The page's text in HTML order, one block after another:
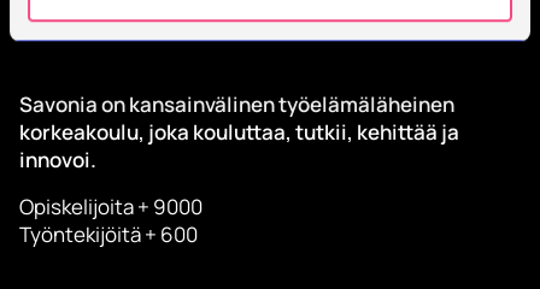
Savonia on kansainvälinen työelämäläheinen
korkeakoulu, joka kouluttaa, tutkii, kehittää ja
innovoi.
Opiskelijoita + 9000
Työntekijöitä + 600